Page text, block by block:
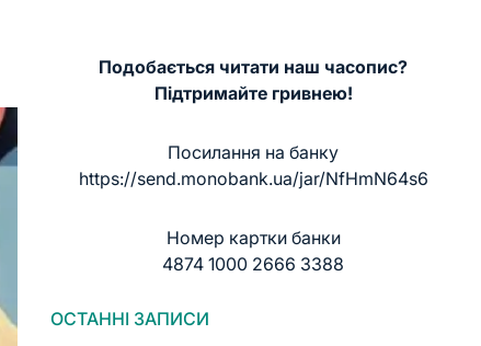
Подобається читати наш часопис?
Підтримайте гривнею!
Посилання на банку
https://send.monobank.ua/jar/NfHmN64s6
Номер картки банки
4874 1000 2666 3388
ОСТАННІ ЗАПИСИ